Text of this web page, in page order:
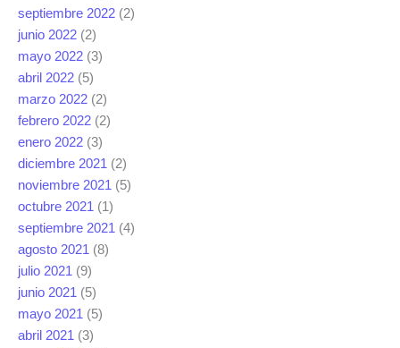
septiembre 2022 (2)
junio 2022 (2)
mayo 2022 (3)
abril 2022 (5)
marzo 2022 (2)
febrero 2022 (2)
enero 2022 (3)
diciembre 2021 (2)
noviembre 2021 (5)
octubre 2021 (1)
septiembre 2021 (4)
agosto 2021 (8)
julio 2021 (9)
junio 2021 (5)
mayo 2021 (5)
abril 2021 (3)